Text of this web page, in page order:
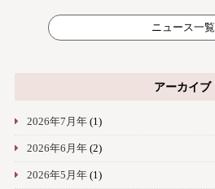
ニュース一覧
アーカイブ
2026年7月年(1)
2026年6月年(2)
2026年5月年(1)